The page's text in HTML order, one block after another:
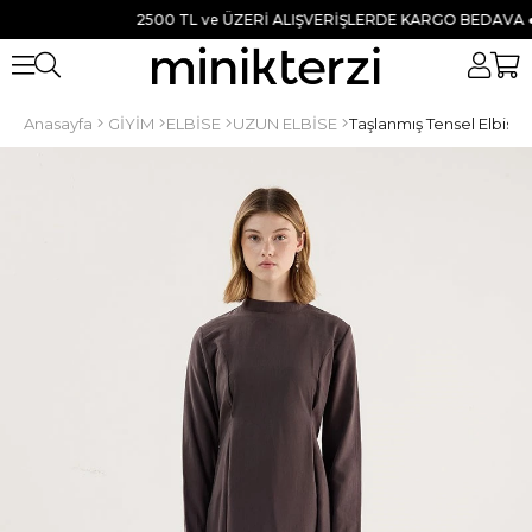
2500 TL ve ÜZERİ ALIŞVERİŞLERDE KARGO BEDAVA ●
Anasayfa GİYİM ELBİSE UZUN ELBİSE Taşlanmış Tensel Elbise